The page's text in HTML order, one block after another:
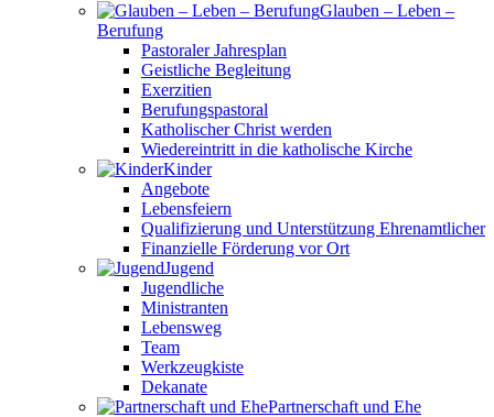
Glauben – Leben –
Berufung
Pastoraler Jahresplan
Geistliche Begleitung
Exerzitien
Berufungspastoral
Katholischer Christ werden
Wiedereintritt in die katholische Kirche
Kinder
Angebote
Lebensfeiern
Qualifizierung und Unterstützung Ehrenamtlicher
Finanzielle Förderung vor Ort
Jugend
Jugendliche
Ministranten
Lebensweg
Team
Werkzeugkiste
Dekanate
Partnerschaft und Ehe